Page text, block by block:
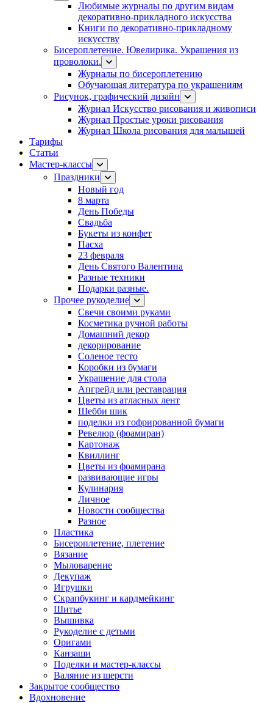
Любимые журналы по другим видам
декоративно-прикладного искусства
Книги по декоративно-прикладному
искусству
Бисероплетение. Ювелирика. Украшения из
проволоки.
Журналы по бисероплетению
Обучающая литература по украшениям
Рисунок, графический дизайн
Журнал Искусство рисования и живописи
Журнал Простые уроки рисования
Журнал Школа рисования для малышей
Тарифы
Статьи
Мастер-классы
Праздники
Новый год
8 марта
День Победы
Свадьба
Букеты из конфет
Пасха
23 февраля
День Святого Валентина
Разные техники
Подарки разные.
Прочее рукоделие
Свечи своими руками
Косметика ручной работы
Домашний декор
декорирование
Соленое тесто
Коробки из бумаги
Украшение для стола
Апгрейд или реставрация
Цветы из атласных лент
Шебби шик
поделки из гофрированной бумаги
Ревелюр (фоамиран)
Картонаж
Квиллинг
Цветы из фоамирана
развивающие игры
Кулинария
Личное
Новости сообщества
Разное
Пластика
Бисероплетение, плетение
Вязание
Мыловарение
Декупаж
Игрушки
Скрапбукинг и кардмейкинг
Шитье
Вышивка
Рукоделие с детьми
Оригами
Канзаши
Поделки и мастер-классы
Валяние из шерсти
Закрытое сообщество
Вдохновение